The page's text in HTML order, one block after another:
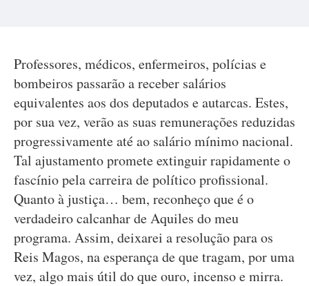
Professores, médicos, enfermeiros, polícias e
bombeiros passarão a receber salários
equivalentes aos dos deputados e autarcas. Estes,
por sua vez, verão as suas remunerações reduzidas
progressivamente até ao salário mínimo nacional.
Tal ajustamento promete extinguir rapidamente o
fascínio pela carreira de político profissional.
Quanto à justiça… bem, reconheço que é o
verdadeiro calcanhar de Aquiles do meu
programa. Assim, deixarei a resolução para os
Reis Magos, na esperança de que tragam, por uma
vez, algo mais útil do que ouro, incenso e mirra.